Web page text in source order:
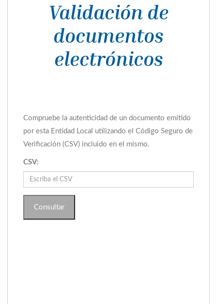
Validación de
documentos
electrónicos